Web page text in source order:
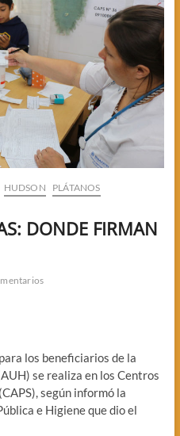
HUDSON
PLÁTANOS
DONDE FIRMAN
los beneficiarios de la
se realiza en los Centros
según informó la
e Higiene que dio el